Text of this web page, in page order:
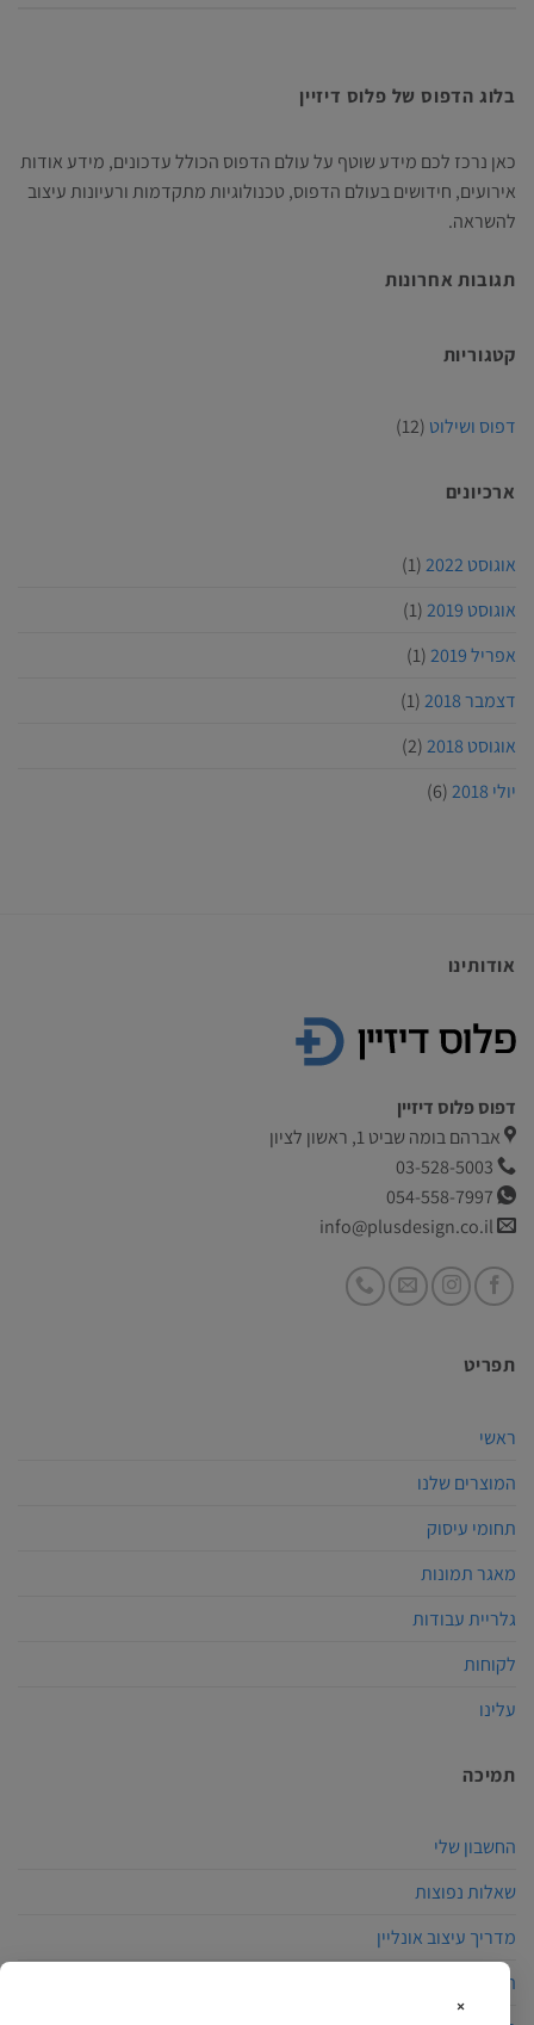
בלוג הדפוס של פלוס דיזיין
כאן נרכז לכם מידע שוטף על עולם הדפוס הכולל עדכונים, מידע אודות
אירועים, חידושים בעולם הדפוס, טכנולוגיות מתקדמות ורעיונות עיצוב
להשראה.
תגובות אחרונות
קטגוריות
דפוס ושילוט (12)
ארכיונים
אוגוסט 2022
(1)
אוגוסט 2019
(1)
אפריל 2019
(1)
דצמבר 2018
(1)
אוגוסט 2018
(2)
יולי 2018
(6)
אודותינו
דפוס פלוס דיזיין
אברהם בומה שביט 1, ראשון לציון
תפריט
ראשי
המוצרים שלנו
תחומי עיסוק
מאגר תמונות
גלריית עבודות
לקוחות
עלינו
תמיכה
החשבון שלי
שאלות נפוצות
מדריך עיצוב אונליין
הצהרת נגישות
×